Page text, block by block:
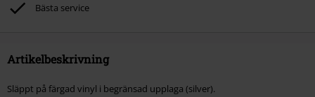
Bästa service
Artikelbeskrivning
Släppt på färgad vinyl i begränsad upplaga (silver).